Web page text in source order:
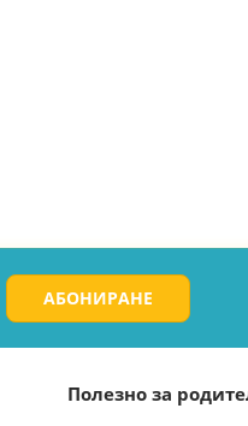
АБОНИРАНЕ
Полезно за